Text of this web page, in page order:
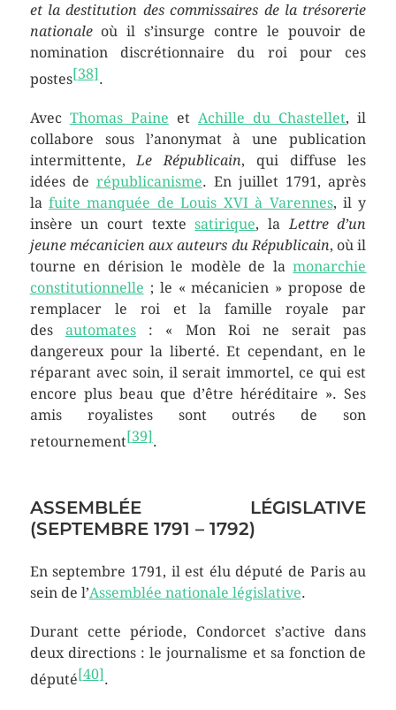
et la destitution des commissaires de la trésorerie
nationaleoù il s’insurge contre le pouvoir de
nomination discrétionnaire du roi pour ces
postes[38].
Avec Thomas Paine etAchille du Chastellet, il
collabore sous l’anonymat à une publication
intermittente,Le Républicain, qui diffuse les
idées de républicanisme. En juillet 1791, après
lafuite manquée de Louis XVI à Varennes, il y
insère un court textesatirique, laLettre d’un
jeune mécanicien aux auteurs du Républicain, où il
tourne en dérision le modèle de lamonarchie
constitutionnelle ; le « mécanicien » propose de
remplacer le roi et la famille royale par
des automates: « Mon Roi ne serait pas
dangereux pour la liberté. Et cependant, en le
réparant avec soin, il serait immortel, ce qui est
encore plus beau que d’être héréditaire ». Ses
amis royalistes sont outrés de son
retournement[39].
ASSEMBLÉE LÉGISLATIVE
(SEPTEMBRE 1791 – 1792)
En septembre 1791, il est élu député de Paris au
sein de l’Assemblée nationale législative.
Durant cette période, Condorcet s’active dans
deux directions : le journalisme et sa fonction de
député[40].